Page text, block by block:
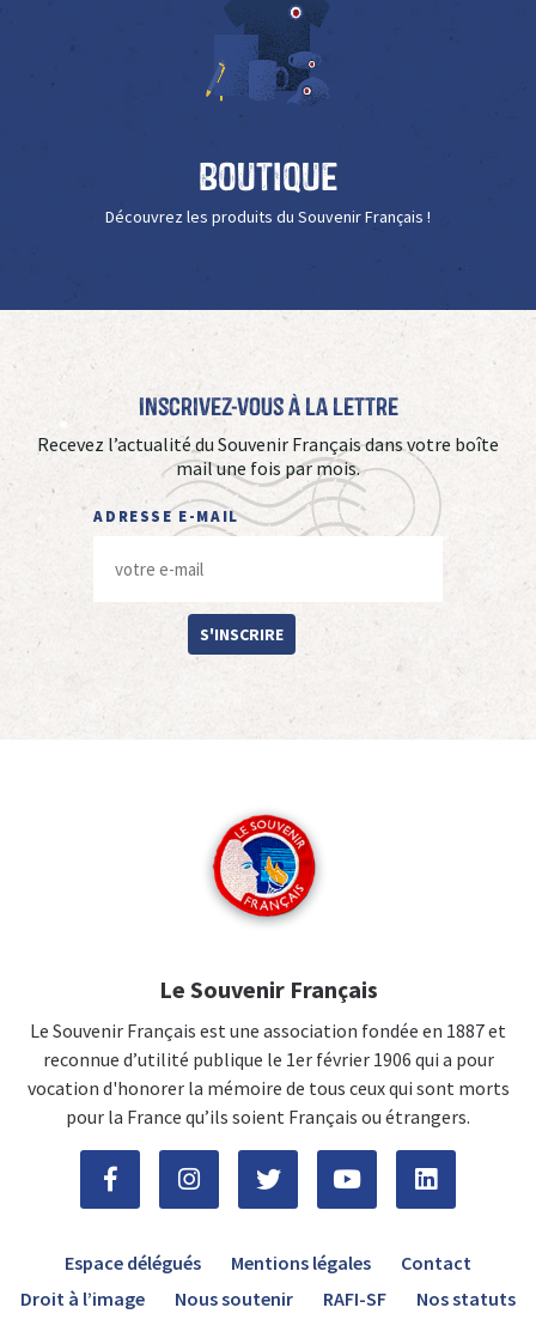
Boutique
Découvrez les produits du Souvenir Français !
Inscrivez-vous à La Lettre
Recevez l’actualité du Souvenir Français dans votre boîte
mail une fois par mois.
ADRESSE E-MAIL
S'INSCRIRE
Le Souvenir Français
Le Souvenir Français est une association fondée en 1887 et
reconnue d’utilité publique le 1er février 1906 qui a pour
vocation d'honorer la mémoire de tous ceux qui sont morts
pour la France qu’ils soient Français ou étrangers.
Espace délégués Mentions légales
Contact
Droit à l’image
Nous soutenir RAFI-SF Nos statuts